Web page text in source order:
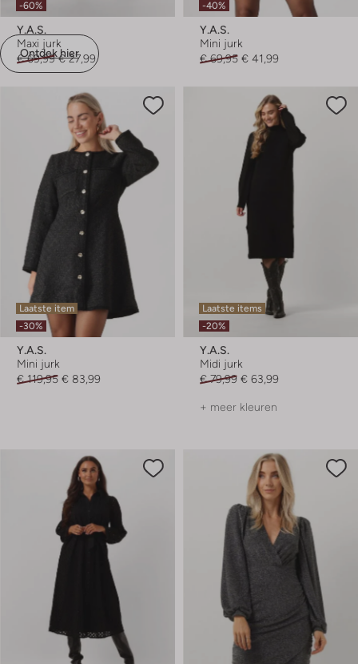
Ontdek hier
-60%
Y.a.s.
Maxi jurk
€ 69,99 € 27,99
-40%
Y.a.s.
Mini jurk
€ 69,95 € 41,99
Laatste item
-30%
Y.a.s.
Mini jurk
€ 119,95 € 83,99
Laatste items
-20%
Y.a.s.
Midi jurk
€ 79,99 € 63,99
+ meer kleuren